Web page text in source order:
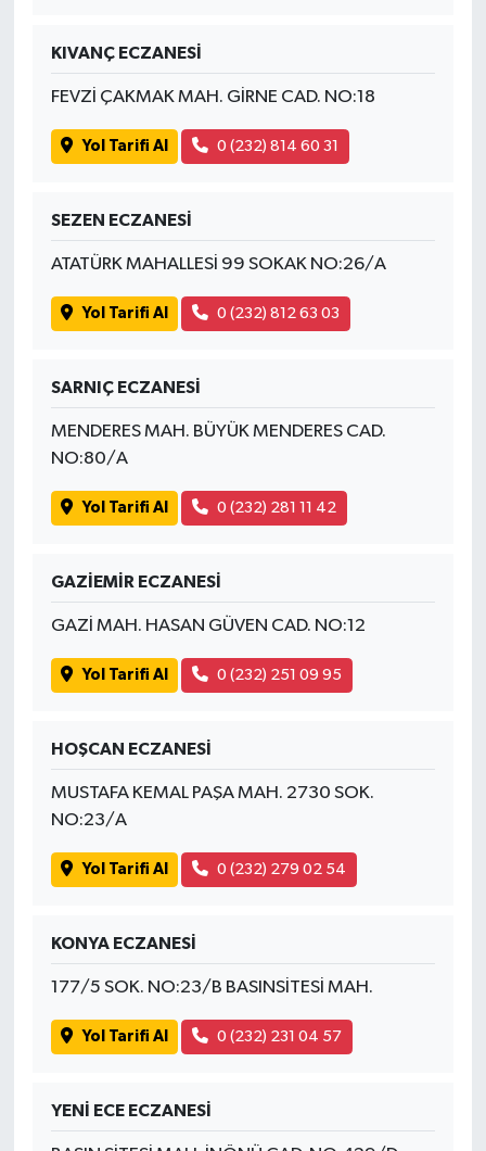
KIVANÇ ECZANESİ
FEVZİ ÇAKMAK MAH. GİRNE CAD. NO:18
Yol Tarifi Al 0 (232) 814 60 31
SEZEN ECZANESİ
ATATÜRK MAHALLESİ 99 SOKAK NO:26/A
Yol Tarifi Al 0 (232) 812 63 03
SARNIÇ ECZANESİ
MENDERES MAH. BÜYÜK MENDERES CAD.
NO:80/A
Yol Tarifi Al 0 (232) 281 11 42
GAZİEMİR ECZANESİ
GAZİ MAH. HASAN GÜVEN CAD. NO:12
Yol Tarifi Al 0 (232) 251 09 95
HOŞCAN ECZANESİ
MUSTAFA KEMAL PAŞA MAH. 2730 SOK.
NO:23/A
Yol Tarifi Al 0 (232) 279 02 54
KONYA ECZANESİ
177/5 SOK. NO:23/B BASINSİTESİ MAH.
Yol Tarifi Al 0 (232) 231 04 57
YENİ ECE ECZANESİ